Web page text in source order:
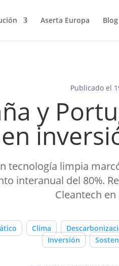
Aserta Europa Blog
Publicado el
y
en
tecnología limpia
interanual del 80%.
Cleantech
Clima
Inversión